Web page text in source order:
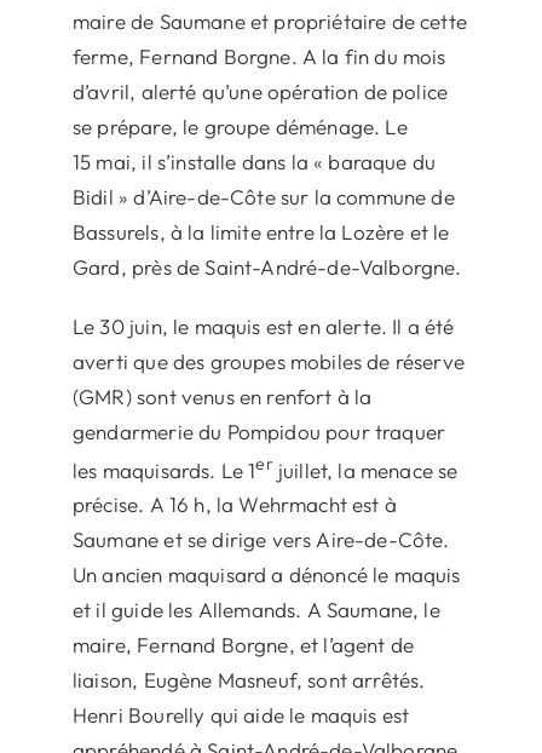
maire de Saumane et propriétaire de cette
ferme, Fernand Borgne. A la fin du mois
d’avril, alerté qu’une opération de police
se prépare, le groupe déménage. Le
15 mai, il s’installe dans la « baraque du
Bidil » d’Aire-de-Côte sur la commune de
Bassurels, à la limite entre la Lozère et le
Gard, près de Saint-André-de-Valborgne.
Le 30 juin, le maquis est en alerte. Il a été
averti que des groupes mobiles de réserve
(GMR) sont venus en renfort à la
gendarmerie du Pompidou pour traquer
les maquisards. Le 1erjuillet, la menace se
précise. A 16 h, la Wehrmacht est à
Saumane et se dirige vers Aire-de-Côte.
Un ancien maquisard a dénoncé le maquis
et il guide les Allemands. A Saumane, le
maire, Fernand Borgne, et l’agent de
liaison, Eugène Masneuf, sont arrêtés.
Henri Bourelly qui aide le maquis est